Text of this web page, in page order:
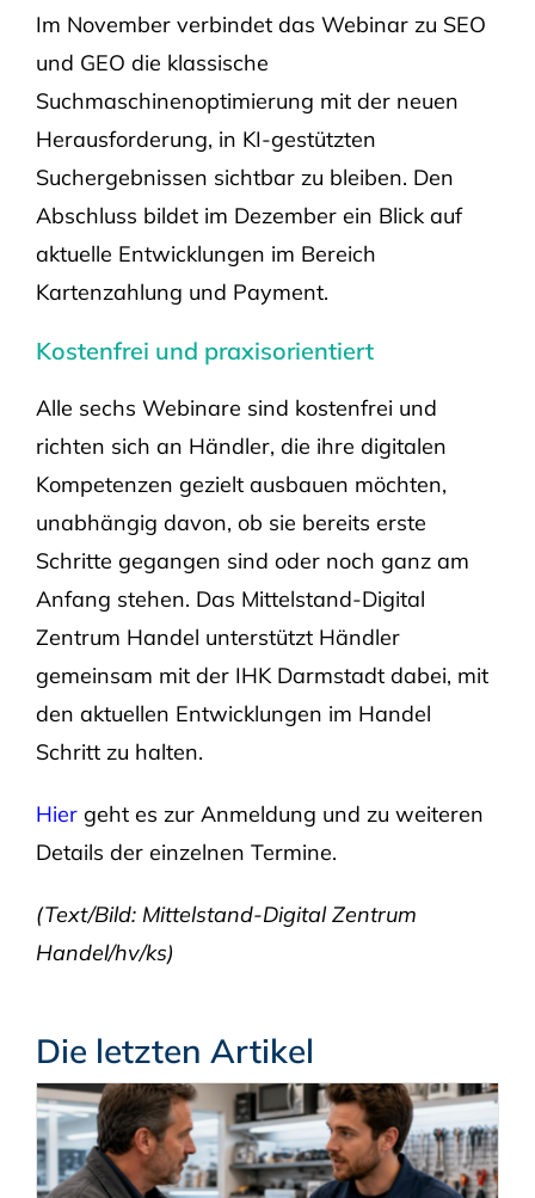
Im November verbindet das Webinar zu SEO
und GEO die klassische
Suchmaschinenoptimierung mit der neuen
Herausforderung, in KI-gestützten
Suchergebnissen sichtbar zu bleiben. Den
Abschluss bildet im Dezember ein Blick auf
aktuelle Entwicklungen im Bereich
Kartenzahlung und Payment.
Kostenfrei und praxisorientiert
Alle sechs Webinare sind kostenfrei und
richten sich an Händler, die ihre digitalen
Kompetenzen gezielt ausbauen möchten,
unabhängig davon, ob sie bereits erste
Schritte gegangen sind oder noch ganz am
Anfang stehen. Das Mittelstand-Digital
Zentrum Handel unterstützt Händler
gemeinsam mit der IHK Darmstadt dabei, mit
den aktuellen Entwicklungen im Handel
Schritt zu halten.
Hiergeht es zur Anmeldung und zu weiteren
Details der einzelnen Termine.
(Text/Bild: Mittelstand-Digital Zentrum
Handel/hv/ks)
Die letzten Artikel